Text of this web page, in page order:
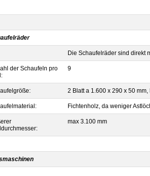
Die Schaufelräder sind direkt
der Schaufeln pro
9
2 Blatt a 1.600 x 290 x 50
Fichtenholz, da weniger
max 3.100 mm